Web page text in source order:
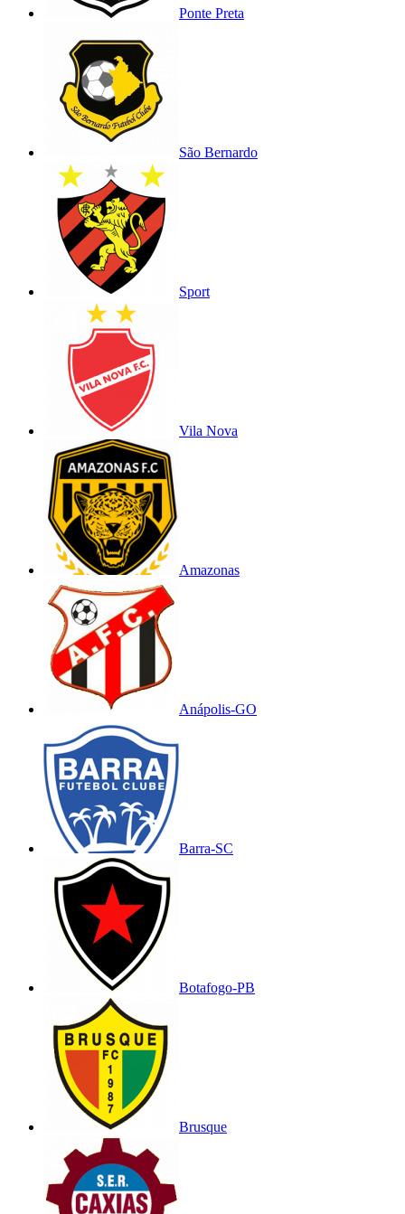
Ponte Preta
São Bernardo
Sport
Vila Nova
Amazonas
Anápolis-GO
Barra-SC
Botafogo-PB
Brusque